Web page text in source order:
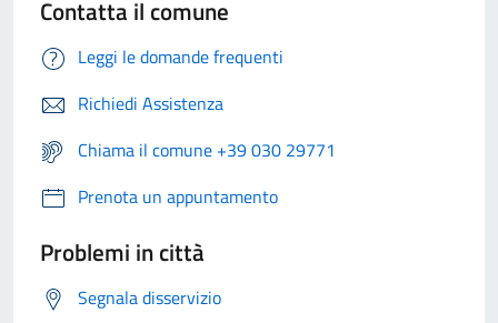
Contatta il comune
Leggi le domande frequenti
Richiedi Assistenza
Chiama il comune +39 030 29771
Prenota un appuntamento
Problemi in città
Segnala disservizio